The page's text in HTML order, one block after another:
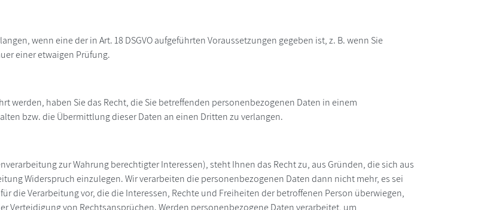
wenn eine der in Art. 18 DSGVO aufgeführten Voraussetzungen gegeben ist, z. B. wenn Sie
einer etwaigen Prüfung.
werden, haben Sie das Recht, die Sie betreffenden personenbezogenen Daten in einem
bzw. die Übermittlung dieser Daten an einen Dritten zu verlangen.
zur Wahrung berechtigter Interessen), steht Ihnen das Recht zu, aus Gründen, die sich aus
Widerspruch einzulegen. Wir verarbeiten die personenbezogenen Daten dann nicht mehr, es sei
die Verarbeitung vor, die die Interessen, Rechte und Freiheiten der betroffenen Person überwiegen,